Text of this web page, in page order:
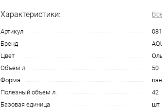
Характеристики:
Артикул
Бренд
Цвет
Объем л.
50
Форма
Полезный объем л.
42
Базовая единица
шт